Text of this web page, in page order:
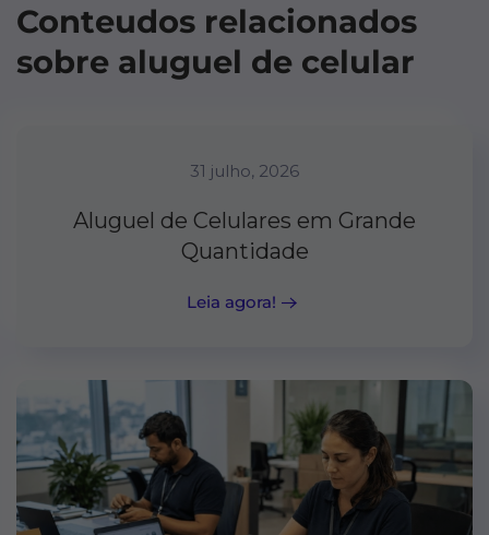
Conteudos relacionados
sobre aluguel de celular
31 julho, 2026
Aluguel de Celulares em Grande
Quantidade
Leia agora!